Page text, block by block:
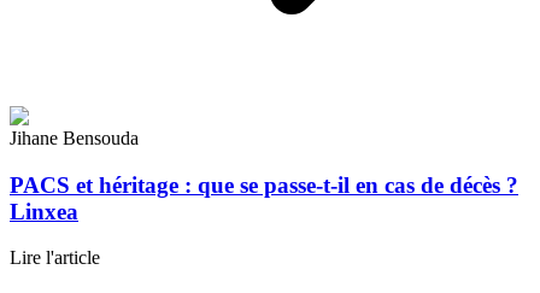
Jihane Bensouda
PACS et héritage : que se passe-t-il en cas de décès ?
Linxea
Lire l'article